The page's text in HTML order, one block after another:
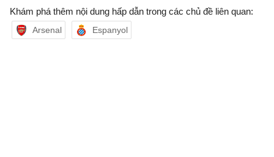
Khám phá thêm nội dung hấp dẫn trong các chủ đề liên quan:
Arsenal Espanyol